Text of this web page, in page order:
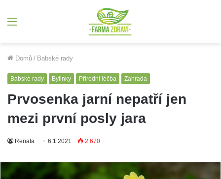
Domů / Babské rady
Babské rady Bylinky Přírodní léčba Zahrada
Prvosenka jarní nepatří jen
mezi první posly jara
Renata 6.1.2021 2 670